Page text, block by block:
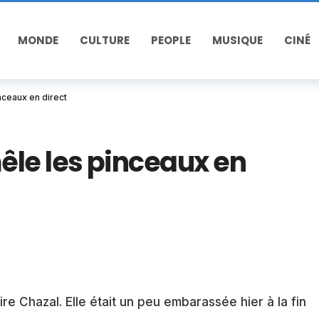
MONDE CULTURE PEOPLE MUSIQUE CINÉ
en direct
les pinceaux en
Chazal. Elle était un peu embarassée hier à la fin